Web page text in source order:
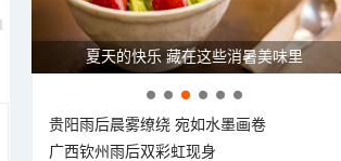
夏天的快乐 藏在这些消暑美味里
贵阳雨后晨雾缭绕 宛如水墨画卷
广西钦州雨后双彩虹现身